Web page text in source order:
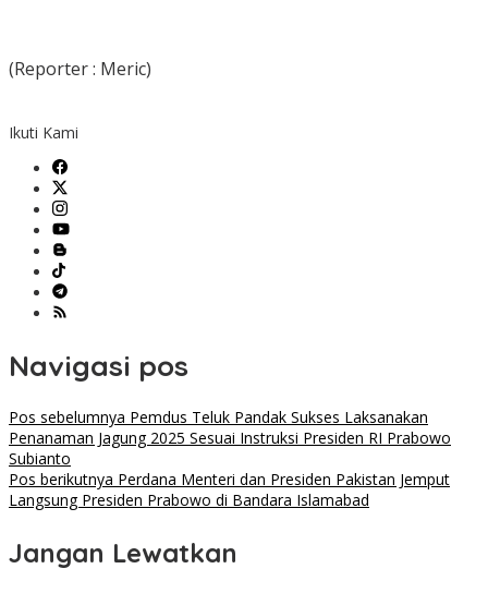
(Reporter : Meric)
Ikuti Kami
Navigasi pos
Pos sebelumnya Pemdus Teluk Pandak Sukses Laksanakan
Penanaman Jagung 2025 Sesuai Instruksi Presiden RI Prabowo
Subianto
Pos berikutnya Perdana Menteri dan Presiden Pakistan Jemput
Langsung Presiden Prabowo di Bandara Islamabad
Jangan Lewatkan